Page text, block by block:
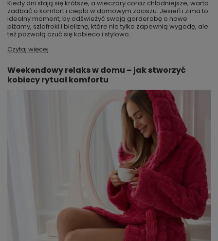
Kiedy dni stają się krótsze, a wieczory coraz chłodniejsze, warto
zadbać o komfort i ciepło w domowym zaciszu. Jesień i zima to
idealny moment, by odświeżyć swoją garderobę o nowe
piżamy, szlafroki i bieliznę, które nie tylko zapewnią wygodę, ale
też pozwolą czuć się kobieco i stylowo.
Czytaj więcej
Weekendowy relaks w domu – jak stworzyć
kobiecy rytuał komfortu